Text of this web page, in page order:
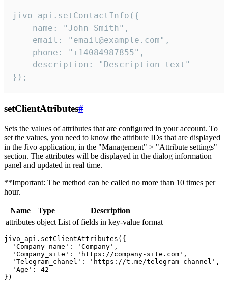
jivo_api.setContactInfo({
    name: "John Smith",
    email: "email@example.com",
    phone: "+14084987855",
    description: "Description text"
});
setClientAtributes#
Sets the values ​​of attributes that are configured in your account. To
set the values, you need to know the attribute IDs that are displayed
in the Jivo application, in the "Management" > "Attribute settings"
section. The attributes will be displayed in the dialog information
panel and updated in real time.
**Important: The method can be called no more than 10 times per
hour.
Name Type
Description
attributes object List of fields in key-value format
jivo_api.setClientAttributes({
  'Company_name': 'Company',
  'Company_site': 'https://company-site.com',
  'Telegram_chanel': 'https://t.me/telegram-channel',
  'Age': 42